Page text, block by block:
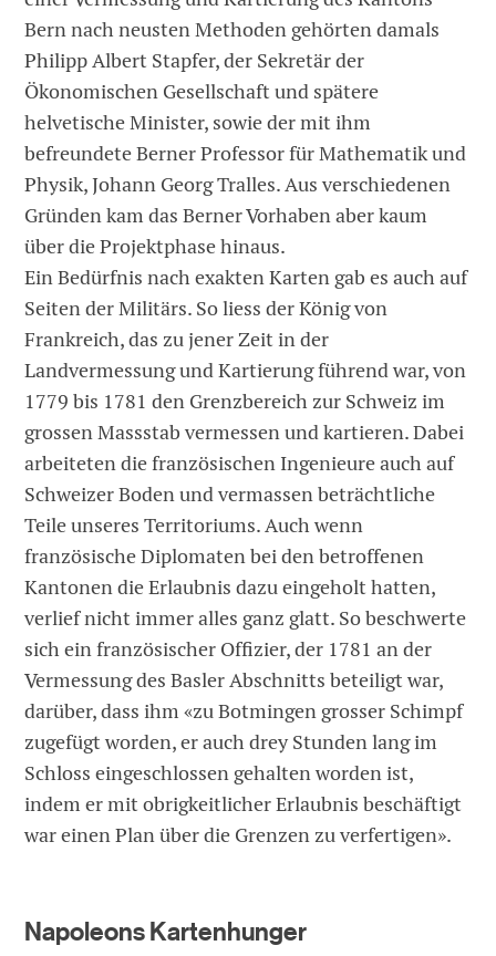
Bern nach neusten Methoden gehörten damals
Philipp Albert Stapfer, der Sekretär der
Ökonomischen Gesellschaft und spätere
helvetische Minister, sowie der mit ihm
befreundete Berner Professor für Mathematik und
Physik, Johann Georg Tralles. Aus verschiedenen
Gründen kam das Berner Vorhaben aber kaum
über die Projektphase hinaus.
Ein Bedürfnis nach exakten Karten gab es auch auf
Seiten der Militärs. So liess der König von
Frankreich, das zu jener Zeit in der
Landvermessung und Kartierung führend war, von
1779 bis 1781 den Grenzbereich zur Schweiz im
grossen Massstab vermessen und kartieren. Dabei
arbeiteten die französischen Ingenieure auch auf
Schweizer Boden und vermassen beträchtliche
Teile unseres Territoriums. Auch wenn
französische Diplomaten bei den betroffenen
Kantonen die Erlaubnis dazu eingeholt hatten,
verlief nicht immer alles ganz glatt. So beschwerte
sich ein französischer Offizier, der 1781 an der
Vermessung des Basler Abschnitts beteiligt war,
darüber, dass ihm «zu Botmingen grosser Schimpf
zugefügt worden, er auch drey Stunden lang im
Schloss eingeschlossen gehalten worden ist,
indem er mit obrigkeitlicher Erlaubnis beschäftigt
war einen Plan über die Grenzen zu verfertigen».
Napoleons Kartenhunger